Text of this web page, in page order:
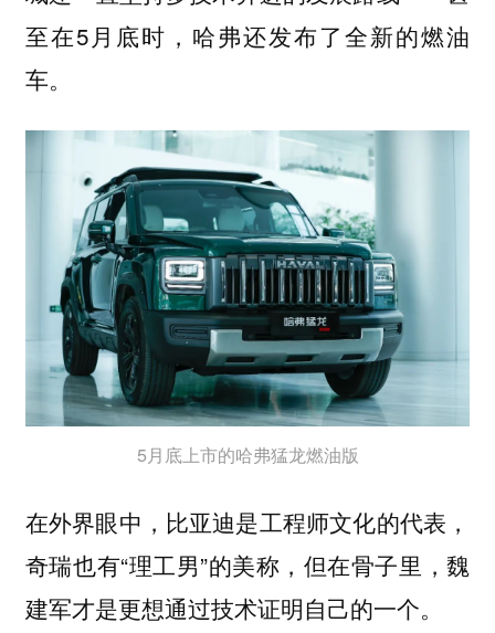
至在5月底时，哈弗还发布了全新的燃油
车。
5月底上市的哈弗猛龙燃油版
在外界眼中，比亚迪是工程师文化的代表，
奇瑞也有“理工男”的美称，但在骨子里，魏
建军才是更想通过技术证明自己的一个。